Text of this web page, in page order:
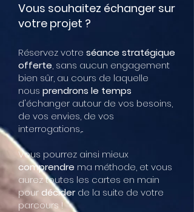
Vous souhaitez échanger sur
votre projet ?
Réservez votre séance stratégique
offerte, sans aucun engagement
bien sûr, au cours de laquelle
nous prendrons le temps
d'échanger autour de vos besoins,
de vos envies, de vos
interrogations,...
Vous pourrez ainsi mieux
comprendre ma méthode, et vous
aurez toutes les cartes en main
pour déciderde la suite de votre
parcours !